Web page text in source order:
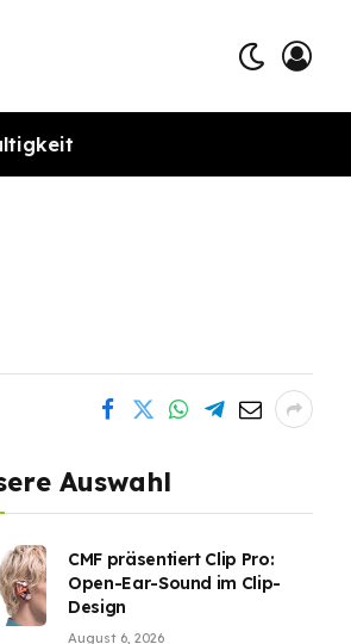
Auswahl
CMF präsentiert Clip Pro:
Open-Ear-Sound im Clip-
Design
August 6, 2026